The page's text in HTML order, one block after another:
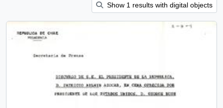
Show 1 results with digital objects